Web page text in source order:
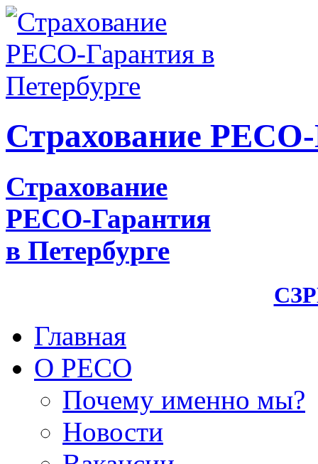
Страхование РЕСО-
Страхование
РЕСО-Гарантия
в Петербурге
Главная
О РЕСО
Почему именно мы?
Новости